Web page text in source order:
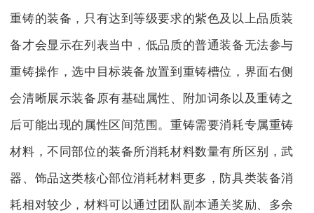
重铸的装备，只有达到等级要求的紫色及以上品质装
备才会显示在列表当中，低品质的普通装备无法参与
重铸操作，选中目标装备放置到重铸槽位，界面右侧
会清晰展示装备原有基础属性、附加词条以及重铸之
后可能出现的属性区间范围。重铸需要消耗专属重铸
材料，不同部位的装备所消耗材料数量有所区别，武
器、饰品这类核心部位消耗材料更多，防具类装备消
耗相对较少，材料可以通过团队副本通关奖励、多余